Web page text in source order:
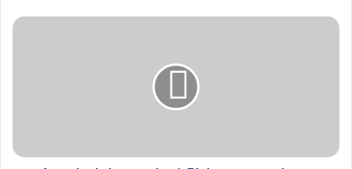
Agenda
environs